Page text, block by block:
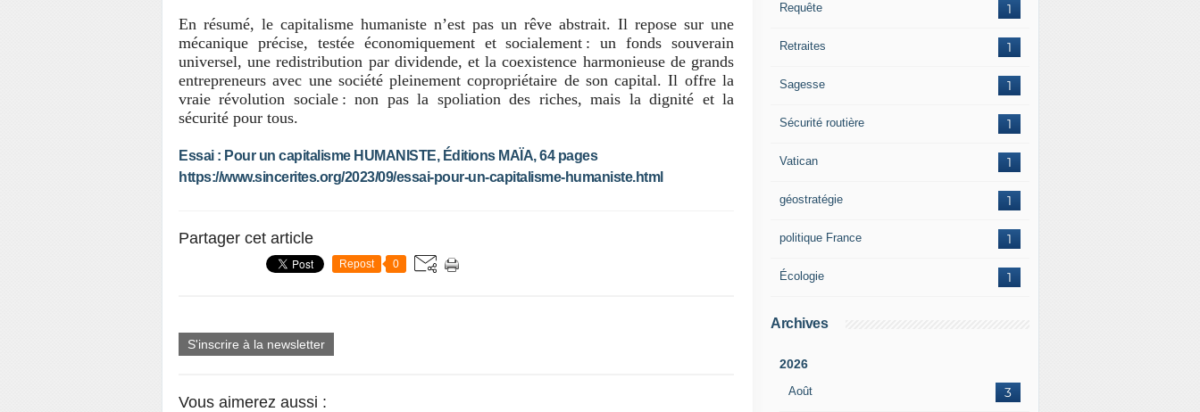
En résumé, le capitalisme humaniste n’est pas un rêve abstrait. Il repose sur une
mécanique précise, testée économiquement et socialement : un fonds souverain
universel, une redistribution par dividende, et la coexistence harmonieuse de grands
entrepreneurs avec une société pleinement copropriétaire de son capital. Il offre la
vraie révolution sociale : non pas la spoliation des riches, mais la dignité et la
sécurité pour tous.
Essai : Pour un capitalisme HUMANISTE, Éditions MAÏA, 64 pages
https://www.sincerites.org/2023/09/essai-pour-un-capitalisme-humaniste.html
Partager cet article
Repost 0
S'inscrire à la newsletter
Vous aimerez aussi :
1
Requête
1
Retraites
1
Sagesse
1
Sécurité routière
1
Vatican
1
géostratégie
1
politique France
1
Écologie
Archives
2026
Août 3